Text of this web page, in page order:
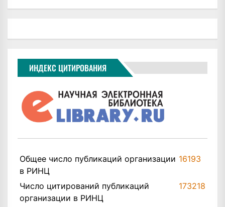
ИНДЕКС ЦИТИРОВАНИЯ
Общее число публикаций организации
в РИНЦ
16193
Число цитирований публикаций
организации в РИНЦ
173218